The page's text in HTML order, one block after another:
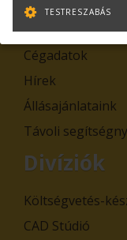
Adatkezelési
Általános
Cégadatok
Hírek
Állásajánlataink
Távoli
Divíziók
Költségvetés-
CAD Stúdió
TESTRESZABÁS